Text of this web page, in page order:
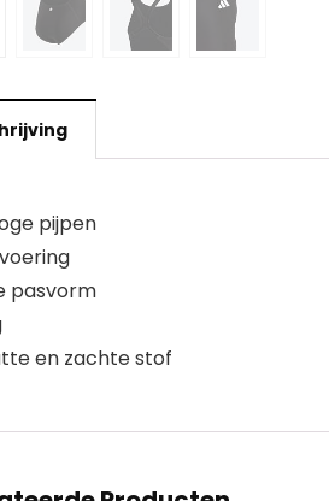
pijpen
pasvorm
en zachte stof